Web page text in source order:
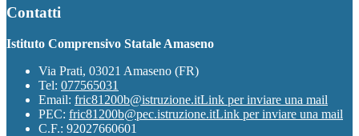
Contatti
Istituto Comprensivo Statale Amaseno
Via Prati, 03021 Amaseno (FR)
Tel: 077565031
Email: fric81200b@istruzione.itLink per inviare una mail
PEC: fric81200b@pec.istruzione.itLink per inviare una mail
C.F.: 92027660601